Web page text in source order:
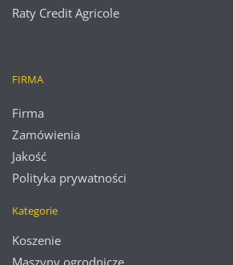
Raty Credit Agricole
FIRMA
Firma
Zamówienia
Jakość
Polityka prywatności
Kategorie
Koszenie